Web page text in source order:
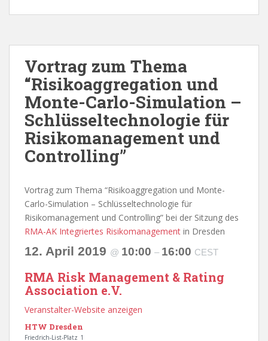
Vortrag zum Thema
“Risikoaggregation und
Monte-Carlo-Simulation –
Schlüsseltechnologie für
Risikomanagement und
Controlling”
Vortrag zum Thema “Risikoaggregation und Monte-
Carlo-Simulation – Schlüsseltechnologie für
Risikomanagement und Controlling” bei der Sitzung des
RMA-AK Integriertes Risikomanagement in Dresden
12. April 2019 @ 10:00 – 16:00 CEST
RMA Risk Management & Rating
Association e.V.
Veranstalter-Website anzeigen
HTW Dresden
Friedrich-List-Platz 1